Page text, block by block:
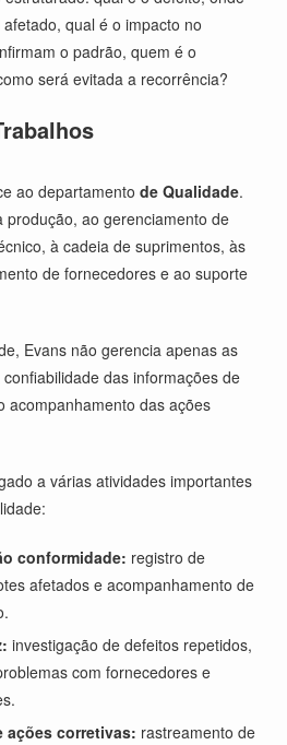
qual é o impacto no
o padrão, quem é o
será evitada a recorrência?
ao departamentode Qualidade.
produção, ao gerenciamento de
à cadeia de suprimentos, às
de fornecedores e ao suporte
Evans não gerencia apenas as
das informações de
acompanhamento das ações
a várias atividades importantes
conformidade: registro de
afetados e acompanhamento de
investigação de defeitos repetidos,
com fornecedores e
ações corretivas: rastreamento de